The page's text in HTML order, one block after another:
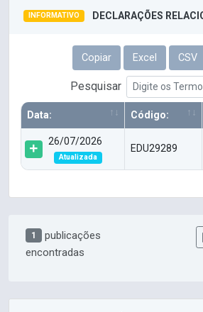
INFORMATIVO DECLARAÇÕES
Copiar Excel CSV
Pesquisar
Data: Código:
26/07/2026
Atualizada
EDU29289
1
publicações
encontradas